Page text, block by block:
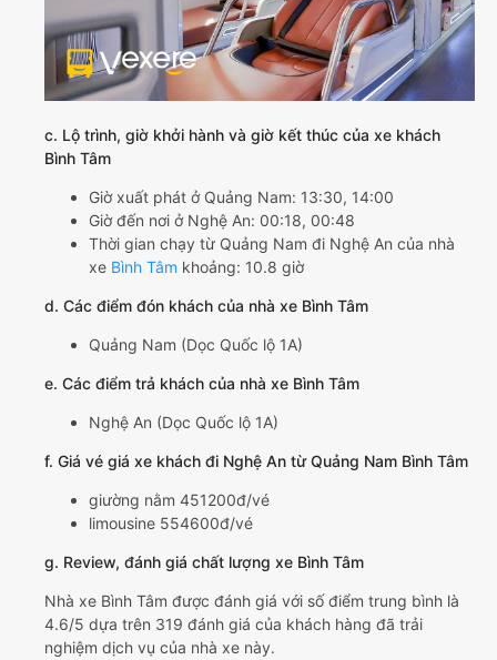
c. Lộ trình, giờ khởi hành và giờ kết thúc của xe khách
Bình Tâm
Giờ xuất phát ở Quảng Nam: 13:30, 14:00
Giờ đến nơi ở Nghệ An: 00:18, 00:48
Thời gian chạy từ Quảng Nam đi Nghệ An của nhà
xe Bình Tâm khoảng: 10.8 giờ
d. Các điểm đón khách của nhà xe Bình Tâm
Quảng Nam (Dọc Quốc lộ 1A)
e. Các điểm trả khách của nhà xe Bình Tâm
Nghệ An (Dọc Quốc lộ 1A)
f. Giá vé giá xe khách đi Nghệ An từ Quảng Nam Bình Tâm
giường nằm 451200đ/vé
limousine 554600đ/vé
g. Review, đánh giá chất lượng xe Bình Tâm
Nhà xe Bình Tâm được đánh giá với số điểm trung bình là
4.6/5 dựa trên 319 đánh giá của khách hàng đã trải
nghiệm dịch vụ của nhà xe này.